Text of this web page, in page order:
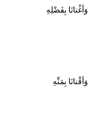
وَأغْنانَا بِفَضْلِهِ
وَأقْنانَا بِمَنِّهِ